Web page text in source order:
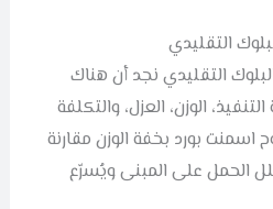
التقليدي
التقليدي نجد أن هناك
الوزن، العزل، والتكلفة
اسمنت بورد بخفة الوزن مقارنة
الحمل على المبنى ويُسرّع